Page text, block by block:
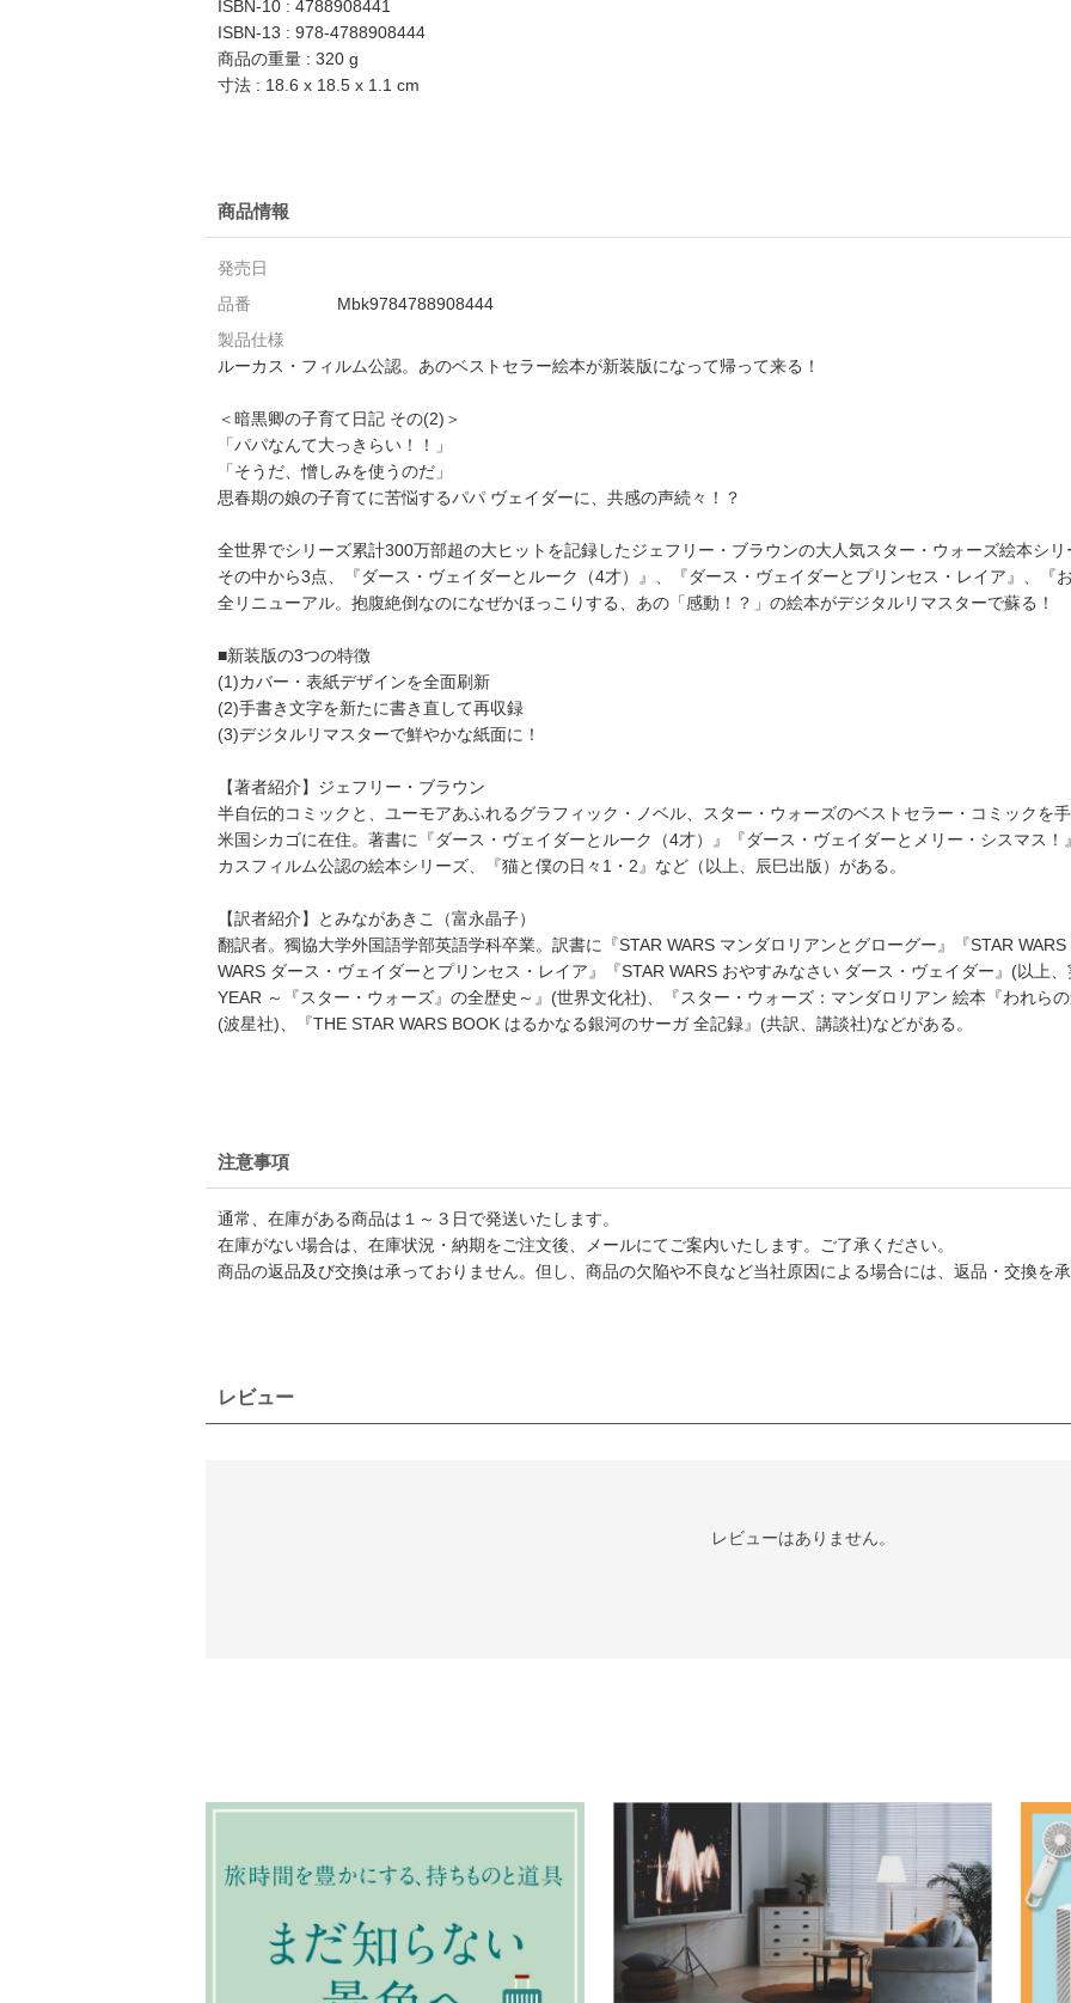
ISBN-10 : 4788908441
ISBN-13 : 978-4788908444
商品の重量 : 320 g
寸法 : 18.6 x 18.5 x 1.1 cm
商品情報
発売日
品番
Mbk9784788908444
製品仕様
ルーカス・フィルム公認。あのベストセラー絵本が新装版になって帰って来る！
＜暗黒卿の子育て日記 その(2)＞
「パパなんて大っきらい！！」
「そうだ、憎しみを使うのだ」
思春期の娘の子育てに苦悩するパパ ヴェイダーに、共感の声続々！？
全世界でシリーズ累計300万部超の大ヒットを記録したジェフリー・ブラウンの大人気スター・ウォーズ絵本シリ
その中から3点、『ダース・ヴェイダーとルーク（4才）』、『ダース・ヴェイダーとプリンセス・レイア』、『
全リニューアル。抱腹絶倒なのになぜかほっこりする、あの「感動！？」の絵本がデジタルリマスターで蘇る！
■新装版の3つの特徴
(1)カバー・表紙デザインを全面刷新
(2)手書き文字を新たに書き直して再収録
(3)デジタルリマスターで鮮やかな紙面に！
【著者紹介】ジェフリー・ブラウン
半自伝的コミックと、ユーモアあふれるグラフィック・ノベル、スター・ウォーズのベストセラー・コミックを
米国シカゴに在住。著書に『ダース・ヴェイダーとルーク（4才）』『ダース・ヴェイダーとメリー・シスマス
カスフィルム公認の絵本シリーズ、『猫と僕の日々1・2』など（以上、辰巳出版）がある。
【訳者紹介】とみながあきこ（富永晶子）
翻訳者。獨協大学外国語学部英語学科卒業。訳書に『STAR WARS マンダロリアンとグローグー』『STAR
WARS ダース・ヴェイダーとプリンセス・レイア』『STAR WARS おやすみなさい ダース・ヴェイダー』(以上
YEAR ～『スター・ウォーズ』の全歴史～』(世界文化社)、『スター・ウォーズ：マンダロリアン 絵本『われら
(波星社)、『THE STAR WARS BOOK はるかなる銀河のサーガ 全記録』(共訳、講談社)などがある。
注意事項
通常、在庫がある商品は１～３日で発送いたします。
在庫がない場合は、在庫状況・納期をご注文後、メールにてご案内いたします。ご了承ください。
商品の返品及び交換は承っておりません。但し、商品の欠陥や不良など当社原因による場合には、返品・交換を承
レビュー
レビューはありません。